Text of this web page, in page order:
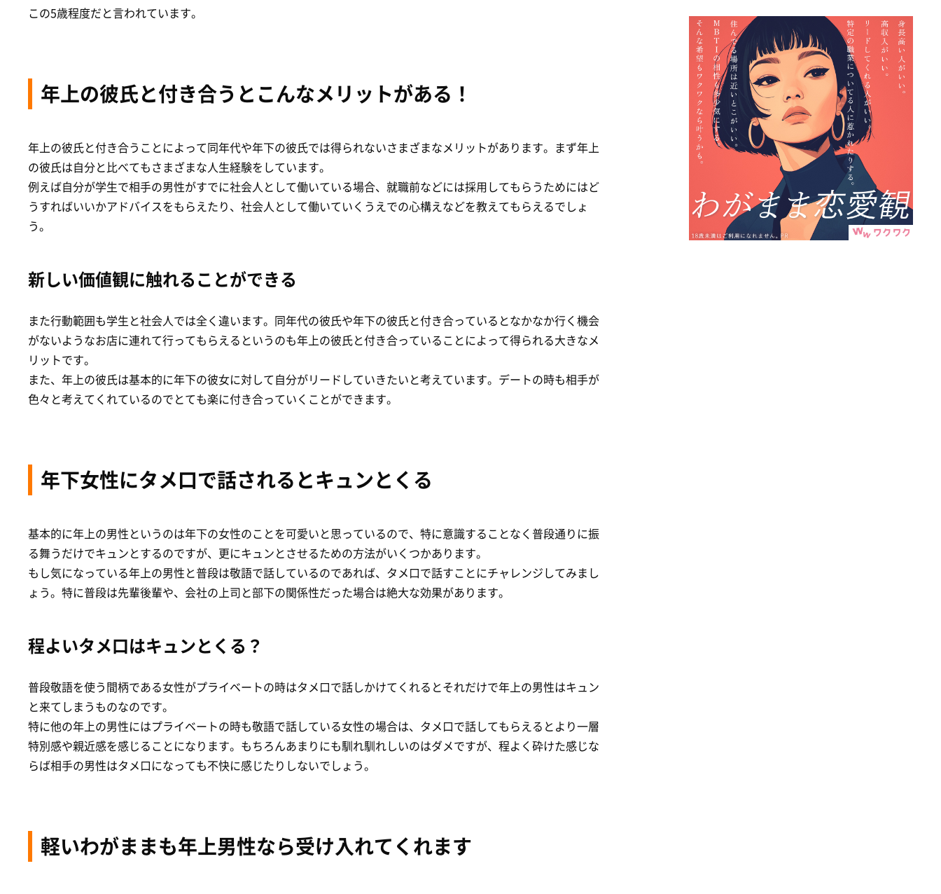
この5歳程度だと言われています。
年上の彼氏と付き合うとこんなメリットがある！
年上の彼氏と付き合うことによって同年代や年下の彼氏では得られないさまざまなメリットがあります。まず年上
の彼氏は自分と比べてもさまざまな人生経験をしています。
例えば自分が学生で相手の男性がすでに社会人として働いている場合、就職前などには採用してもらうためにはど
うすればいいかアドバイスをもらえたり、社会人として働いていくうえでの心構えなどを教えてもらえるでしょ
う。
新しい価値観に触れることができる
また行動範囲も学生と社会人では全く違います。同年代の彼氏や年下の彼氏と付き合っているとなかなか行く機会
がないようなお店に連れて行ってもらえるというのも年上の彼氏と付き合っていることによって得られる大きなメ
リットです。
また、年上の彼氏は基本的に年下の彼女に対して自分がリードしていきたいと考えています。デートの時も相手が
色々と考えてくれているのでとても楽に付き合っていくことができます。
年下女性にタメ口で話されるとキュンとくる
基本的に年上の男性というのは年下の女性のことを可愛いと思っているので、特に意識することなく普段通りに振
る舞うだけでキュンとするのですが、更にキュンとさせるための方法がいくつかあります。
もし気になっている年上の男性と普段は敬語で話しているのであれば、タメ口で話すことにチャレンジしてみまし
ょう。特に普段は先輩後輩や、会社の上司と部下の関係性だった場合は絶大な効果があります。
程よいタメ口はキュンとくる？
普段敬語を使う間柄である女性がプライベートの時はタメ口で話しかけてくれるとそれだけで年上の男性はキュン
と来てしまうものなのです。
特に他の年上の男性にはプライベートの時も敬語で話している女性の場合は、タメ口で話してもらえるとより一層
特別感や親近感を感じることになります。もちろんあまりにも馴れ馴れしいのはダメですが、程よく砕けた感じな
らば相手の男性はタメ口になっても不快に感じたりしないでしょう。
軽いわがままも年上男性なら受け入れてくれます